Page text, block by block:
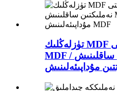
تۈزلەڭلىك MDF مۇدىرىيىتى / PET
MDF / نەملىكتىن ساقلىنىش MDF /